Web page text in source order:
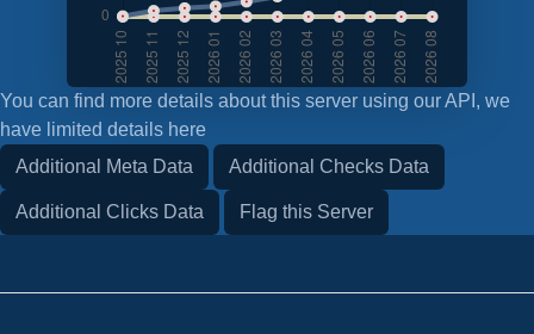
You can find more details about this server using our API, we
have limited details here
Additional Meta Data
Additional Checks Data
Additional Clicks Data Flag this Server